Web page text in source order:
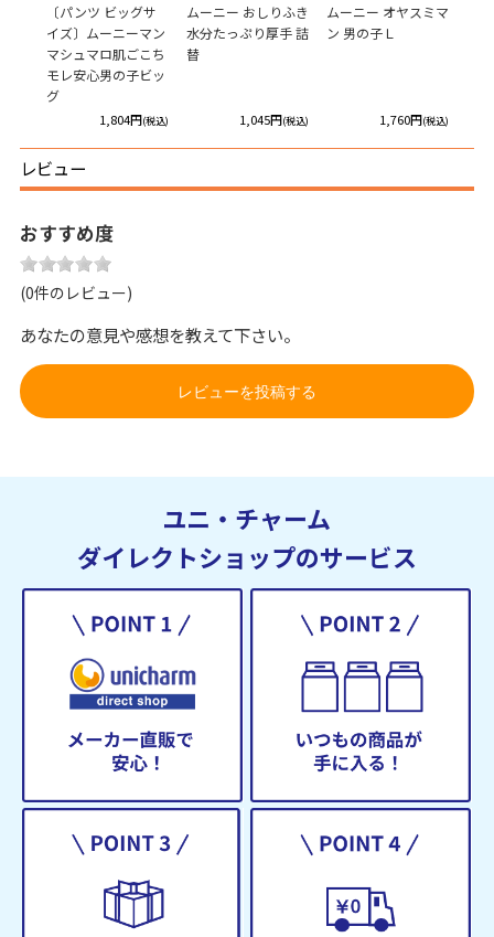
〔パンツ ビッグサ
イズ〕ムーニーマン
マシュマロ肌ごこち
モレ安心男の子ビッ
グ
1,804円(税込)
ムーニー おしりふき
水分たっぷり厚手 詰
替
1,045円(税込)
ムーニー オヤスミマ
ン 男の子Ｌ
1,760円(税込)
レビュー
おすすめ度
(0件のレビュー)
あなたの意見や感想を教えて下さい。
レビューを投稿する
ユニ・チャーム
ダイレクトショップのサービス